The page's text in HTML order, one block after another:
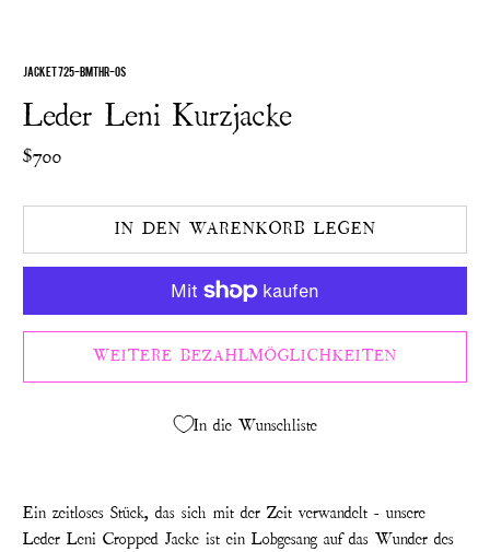
JACKET 725-BMTHR-OS
Leder Leni Kurzjacke
$700
IN DEN WARENKORB LEGEN
WEITERE BEZAHLMÖGLICHKEITEN
In die Wunschliste
Ein zeitloses Stück, das sich mit der Zeit verwandelt - unsere
Leder Leni Cropped Jacke ist ein Lobgesang auf das Wunder des